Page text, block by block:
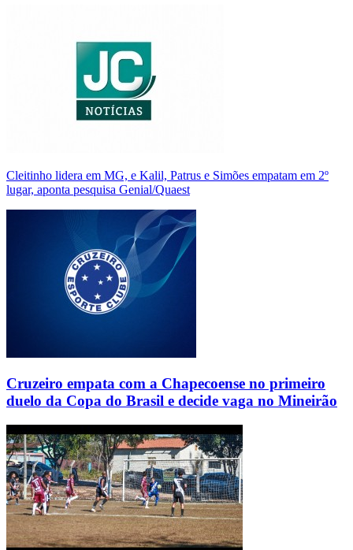
Cleitinho lidera em MG, e Kalil, Patrus e Simões empatam em 2º
lugar, aponta pesquisa Genial/Quaest
Cruzeiro empata com a Chapecoense no primeiro
duelo da Copa do Brasil e decide vaga no Mineirão